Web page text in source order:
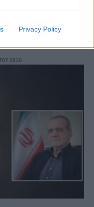
Privacy Policy
για τη Γάζα:
πραγματικό
2026